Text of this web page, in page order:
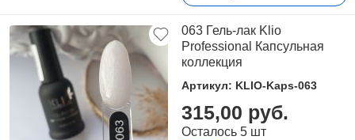
063 Гель-лак Klio
Professional Капсульная
коллекция
Артикул: KLIO-Kaps-063
315,00 руб.
Осталось 5 шт